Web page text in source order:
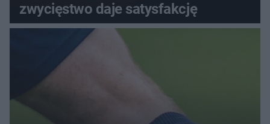
zwycięstwo daje satysfakcję